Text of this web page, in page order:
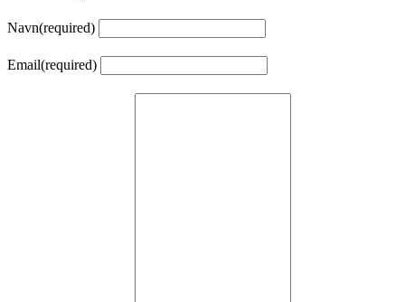
Navn(required)
Email(required)